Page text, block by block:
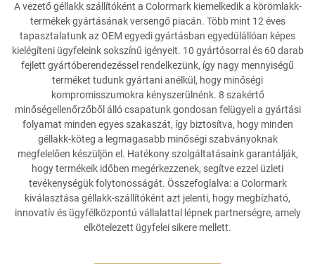
A vezető géllakk szállítóként a Colormark kiemelkedik a körömlakk-
termékek gyártásának versengő piacán. Több mint 12 éves
tapasztalatunk az OEM egyedi gyártásban egyedülállóan képes
kielégíteni ügyfeleink sokszínű igényeit. 10 gyártósorral és 60 darab
fejlett gyártóberendezéssel rendelkezünk, így nagy mennyiségű
terméket tudunk gyártani anélkül, hogy minőségi
kompromisszumokra kényszerülnénk. 8 szakértő
minőségellenőrzőből álló csapatunk gondosan felügyeli a gyártási
folyamat minden egyes szakaszát, így biztosítva, hogy minden
géllakk-köteg a legmagasabb minőségi szabványoknak
megfelelően készüljön el. Hatékony szolgáltatásaink garantálják,
hogy termékeik időben megérkezzenek, segítve ezzel üzleti
tevékenységük folytonosságát. Összefoglalva: a Colormark
kiválasztása géllakk-szállítóként azt jelenti, hogy megbízható,
innovatív és ügyfélközpontú vállalattal lépnek partnerségre, amely
elkötelezett ügyfelei sikere mellett.